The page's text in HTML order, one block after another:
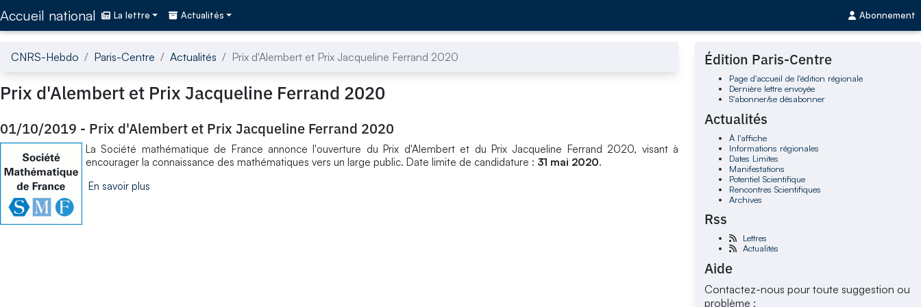
Accueil national La lettre Actualités Abonnement
CNRS-Hebdo Paris-Centre Actualités Prix d'Alembert et Prix Jacqueline Ferrand 2020
Prix d'Alembert et Prix Jacqueline Ferrand 2020
01/10/2019 - Prix d'Alembert et Prix Jacqueline Ferrand 2020
La Société mathématique de France annonce l'ouverture du Prix d'Alembert et du Prix Jacqueline Ferrand 2020, visant à
encourager la connaissance des mathématiques vers un large public. Date limite de candidature : 31 mai 2020.
En savoir plus
Édition Paris-Centre
Page d'accueil de l'édition régionale
Dernière lettre envoyée
S'abonner/se désabonner
Actualités
À l'affiche
Informations régionales
Dates Limites
Manifestations
Potentiel Scientifique
Rencontres Scientifiques
Archives
Rss
Lettres
Actualités
Aide
Contactez-nous pour toute suggestion ou
problème :